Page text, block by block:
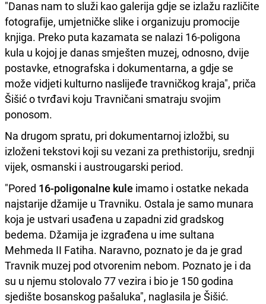
"Danas nam to služi kao galerija gdje se izlažu različite
fotografije, umjetničke slike i organizuju promocije
knjiga. Preko puta kazamata se nalazi 16-poligona
kula u kojoj je danas smješten muzej, odnosno, dvije
postavke, etnografska i dokumentarna, a gdje se
može vidjeti kulturno naslijeđe travničkog kraja", priča
Šišić o tvrđavi koju Travničani smatraju svojim
ponosom.
Na drugom spratu, pri dokumentarnoj izložbi, su
izloženi tekstovi koji su vezani za prethistoriju, srednji
vijek, osmanski i austrougarski period.
"Pored 16-poligonalne kule imamo i ostatke nekada
najstarije džamije u Travniku. Ostala je samo munara
koja je ustvari usađena u zapadni zid gradskog
bedema. Džamija je izgrađena u ime sultana
Mehmeda II Fatiha. Naravno, poznato je da je grad
Travnik muzej pod otvorenim nebom. Poznato je i da
su u njemu stolovalo 77 vezira i bio je 150 godina
sjedište bosanskog pašaluka", naglasila je Šišić.